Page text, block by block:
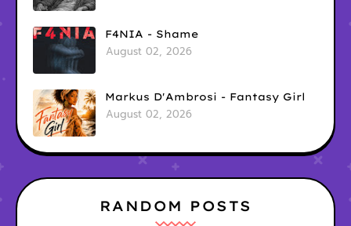
F4NIA - Shame
August 02, 2026
Markus D'Ambrosi - Fantasy Girl
August 02, 2026
RANDOM POSTS